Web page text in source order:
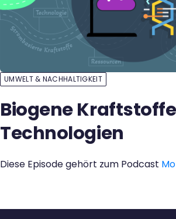
News
Veranstaltungen
Kontakt
UMWELT & NACHHALTIGKEIT
Biogene
Technologien
Diese Episode gehört zum Podcast